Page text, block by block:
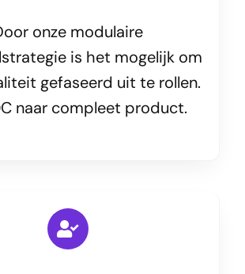
onze modulaire
is het mogelijk om
gefaseerd uit te rollen.
naar compleet product.